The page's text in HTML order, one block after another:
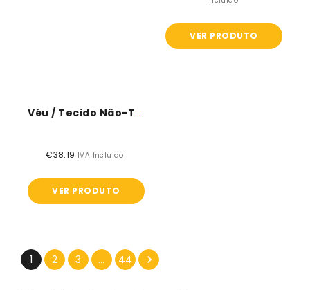
Véu / Tecido Não-Tecido Em Polipropileno...
Preço
€38.19 IVA Incluido
VER PRODUTO
VER PRODUTO
1 2 3 … 44